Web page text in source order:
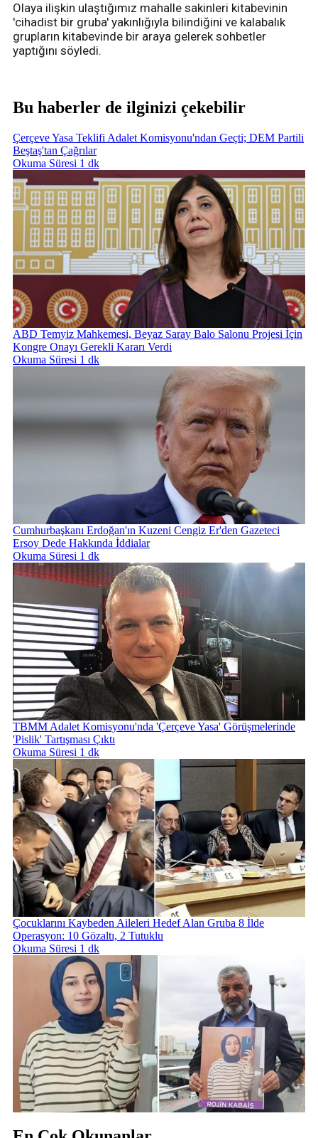
Olaya ilişkin ulaştığımız mahalle sakinleri kitabevinin
'cihadist bir gruba' yakınlığıyla bilindiğini ve kalabalık
grupların kitabevinde bir araya gelerek sohbetler
yaptığını söyledi.
Bu haberler de ilginizi çekebilir
Çerçeve Yasa Teklifi Adalet Komisyonu'ndan Geçti; DEM Partili
Beştaş'tan Çağrılar
Okuma Süresi 1 dk
ABD Temyiz Mahkemesi, Beyaz Saray Balo Salonu Projesi İçin
Kongre Onayı Gerekli Kararı Verdi
Okuma Süresi 1 dk
Cumhurbaşkanı Erdoğan'ın Kuzeni Cengiz Er'den Gazeteci
Ersoy Dede Hakkında İddialar
Okuma Süresi 1 dk
TBMM Adalet Komisyonu'nda 'Çerçeve Yasa' Görüşmelerinde
'Pislik' Tartışması Çıktı
Okuma Süresi 1 dk
Çocuklarını Kaybeden Aileleri Hedef Alan Gruba 8 İlde
Operasyon: 10 Gözaltı, 2 Tutuklu
Okuma Süresi 1 dk